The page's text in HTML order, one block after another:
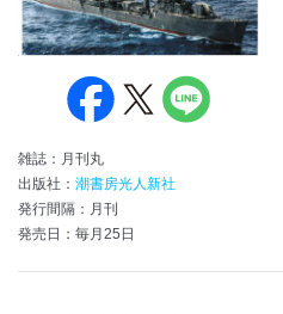
雑誌：月刊丸
出版社： 潮書房光人新社
発行間隔：月刊
発売日：毎月25日